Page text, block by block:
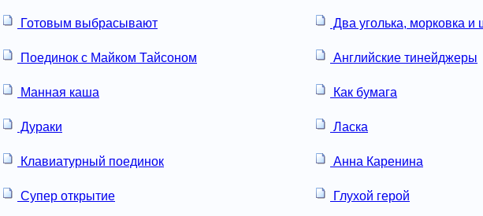
Готовым выбрасывают Два уголька, морковка
Поединок с Майком Тайсоном Английские тинейджеры
Манная каша Как бумага
Дураки Ласка
Клавиатурный поединок Анна Каренина
Супер открытие Глухой герой